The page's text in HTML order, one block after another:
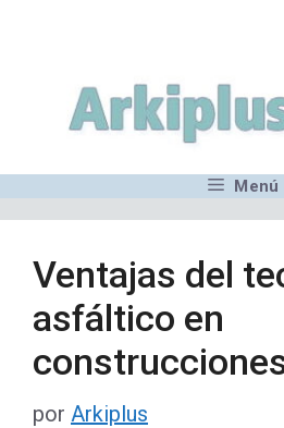
contenido
Menú
Ventajas del
asfáltico en
por Arkiplus